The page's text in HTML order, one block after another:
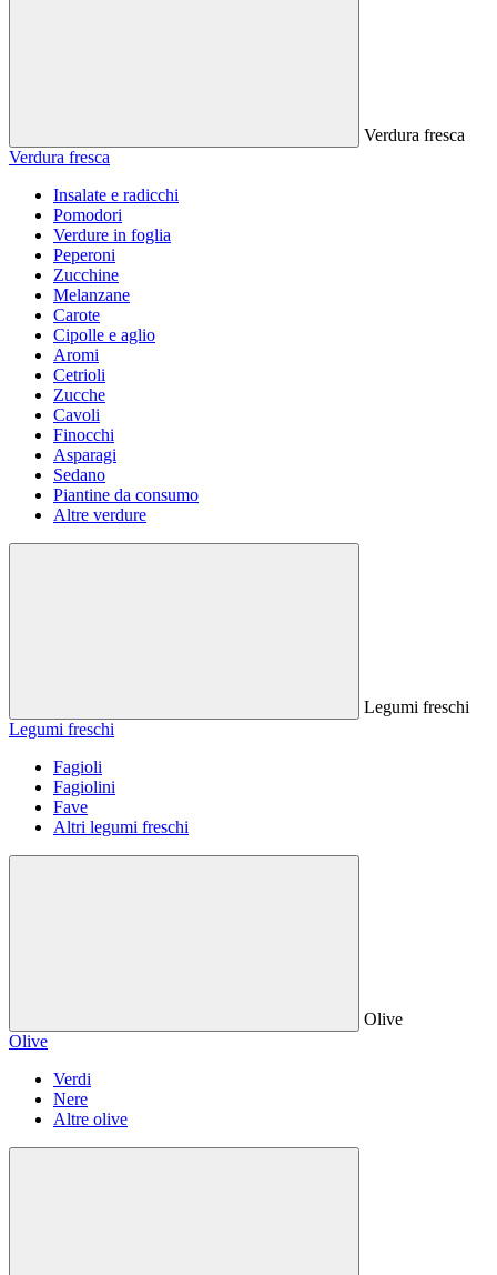
Verdura fresca
Verdura fresca
Insalate e radicchi
Pomodori
Verdure in foglia
Peperoni
Zucchine
Melanzane
Carote
Cipolle e aglio
Aromi
Cetrioli
Zucche
Cavoli
Finocchi
Asparagi
Sedano
Piantine da consumo
Altre verdure
Legumi freschi
Legumi freschi
Fagioli
Fagiolini
Fave
Altri legumi freschi
Olive
Olive
Verdi
Nere
Altre olive